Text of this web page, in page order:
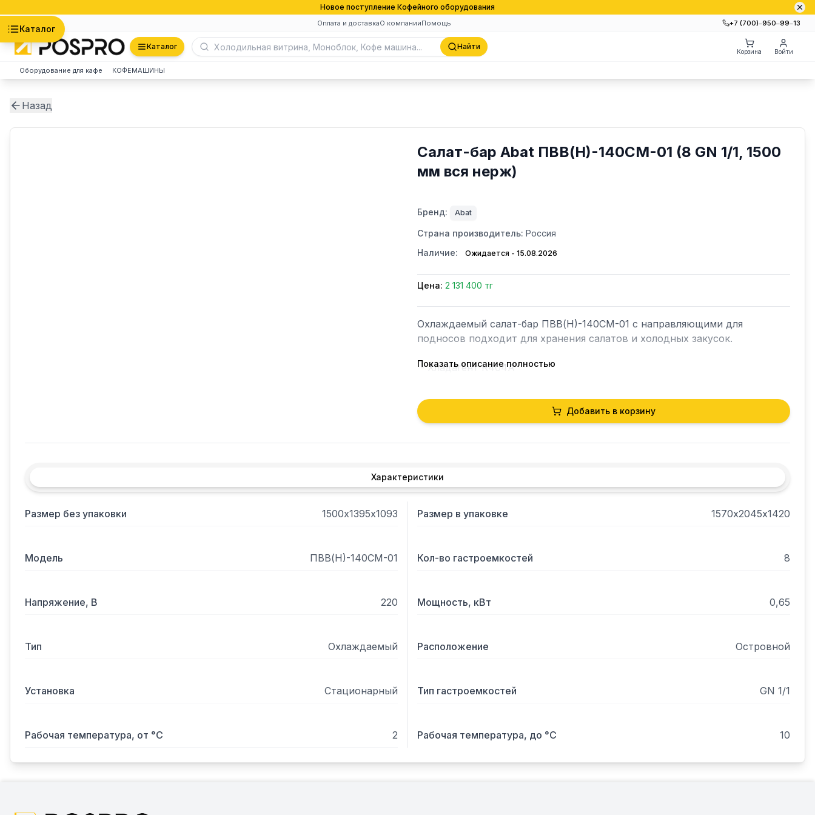
Новое поступление Кофейного оборудования
Оплата и доставкаО компанииПомощь +7 (700)‒950‒99‒13
Каталог
Каталог Найти
Корзина Войти
Оборудование для кафе КОФЕМАШИНЫ
Назад
Салат-бар Abat ПВВ(Н)-140СМ-01 (8 GN 1/1, 1500
мм вся нерж)
Бренд: Abat
Страна производитель: Россия
Наличие:
Ожидается - 15.08.2026
Цена: 2 131 400 тг
Охлаждаемый салат-бар ПВВ(Н)-140СМ-01 с направляющими для
подносов подходит для хранения салатов и холодных закусок.
- Хладагент R404A
- Изготовлен из нержавеющей стали AISI 304.
Показать описание полностью
Добавить в корзину
Характеристики
Размер без упаковки 1500х1395х1093 Размер в упаковке 1570х2045х1420
Модель ПВВ(Н)-140СМ-01 Кол-во гастроемкостей 8
Напряжение, В 220 Мощность, кВт 0,65
Тип Охлаждаемый Расположение Островной
Установка Стационарный Тип гастроемкостей GN 1/1
Рабочая температура, от °С 2 Рабочая температура, до °С 10